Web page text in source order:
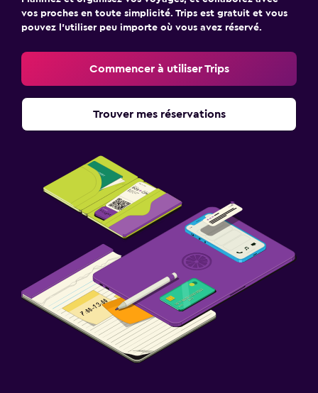
vos proches en toute simplicité. Trips est gratuit et vous
pouvez l’utiliser peu importe où vous avez réservé.
Commencer à utiliser Trips
Trouver mes réservations